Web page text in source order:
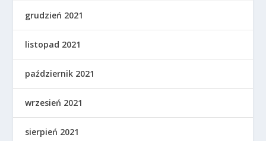
grudzień 2021
listopad 2021
październik 2021
wrzesień 2021
sierpień 2021